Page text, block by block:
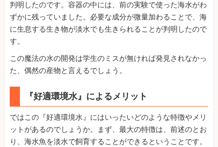
判明したのです。容器の中には、前の実験で使った海水がわ
ずかに残っていました。必要な成分が微量加わることで、海
に生息する生き物が淡水でも生きられることが判明したので
す。
この魔法の水の開発は学生のミスが無ければ発見されなかっ
た、偶然の産物と言えるでしょう。
『好適環境水』によるメリット
ではこの『好適環境水』にはいったいどのような特徴やメリ
ットがあるのでしょうか。まず、最大の特徴は、前述のとお
り、海水魚を淡水で飼育することができるということです。